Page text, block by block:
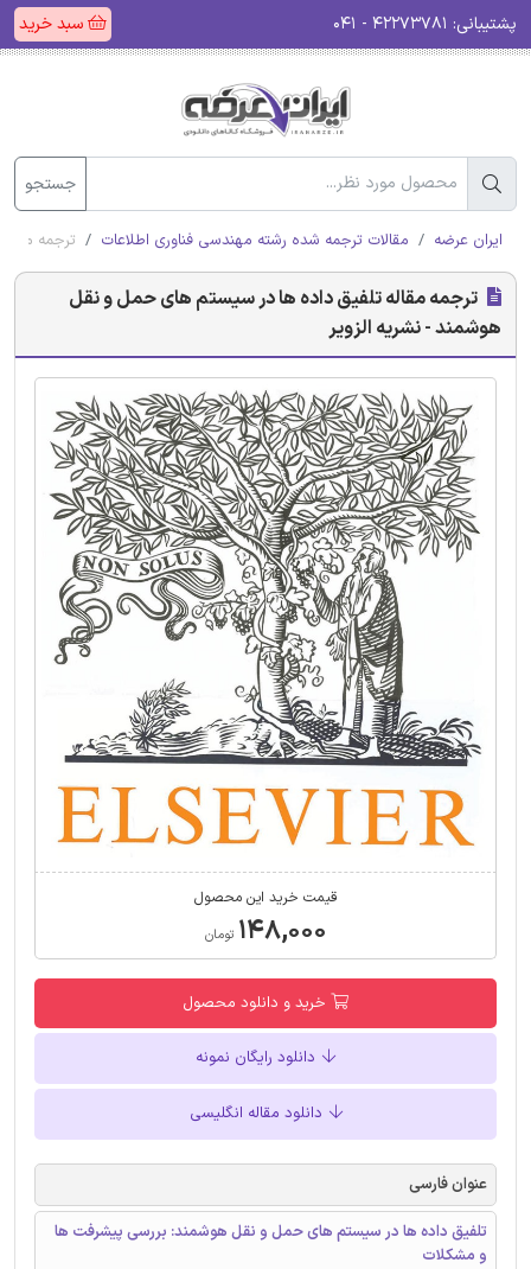
پشتیبانی: سبد خرید
جستجو
ایران عرضه مقالات ترجمه شده رشته مهندسی فناوری اطلاعات ترجمه
ترجمه مقاله تلفیق داده ها در سیستم های حمل و نقل
هوشمند - نشریه الزویر
قیمت خرید این محصول
۱۴۸,۰۰۰ تومان
خرید و دانلود محصول
دانلود رایگان نمونه
دانلود مقاله انگلیسی
عنوان فارسی
تلفیق داده ها در سیستم های حمل و نقل هوشمند: بررسی پیشرفت ها
و مشکلات